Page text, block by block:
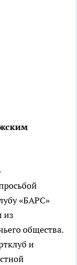
«БАРС»
из
общества.
и